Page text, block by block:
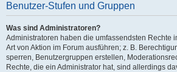
Benutzer-Stufen und Gruppen
Was sind Administratoren?
Administratoren haben die umfassendsten Rechte
Art von Aktion im Forum ausführen; z. B.
sperren, Benutzergruppen erstellen,
Rechte, die ein Administrator hat, sind allerdings